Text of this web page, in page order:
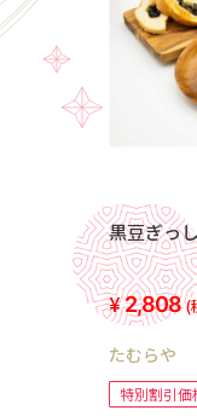
黒豆ぎっ
2,808(
たむらや
特別割引価